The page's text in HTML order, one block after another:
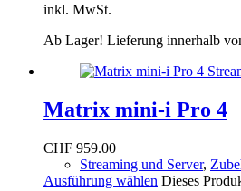
inkl. MwSt.
Ab Lager! Lieferung innerhalb
Matrix mini-i Pro 4
CHF 959.00
Streaming und Server,
Ausführung wählen Dieses